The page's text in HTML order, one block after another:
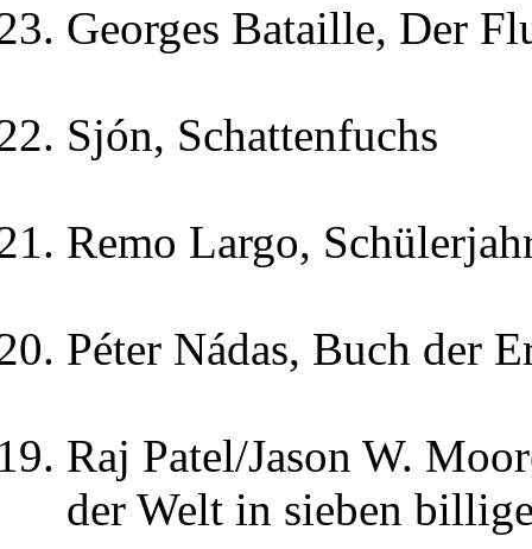
Georges Bataille, Der
Sjón, Schattenfuchs
Remo Largo,
Péter Nádas, Buch der
Raj Patel/Jason W.
der Welt in sieben